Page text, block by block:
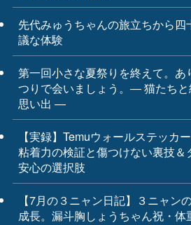
先代みゅうちゃんの旅立ちから
議な体験
第一回小さな夏祭りを終えて。あ
つりで会いましょう。― 猫たち
思い出 ―
【実録】Temuウォールステッカ
粘着力の検証と傷つけない裏技＆
安心の選択肢
【7月の３ニャン日記】３ニャン
成長。漏斗胸しょうちゃん祝・体